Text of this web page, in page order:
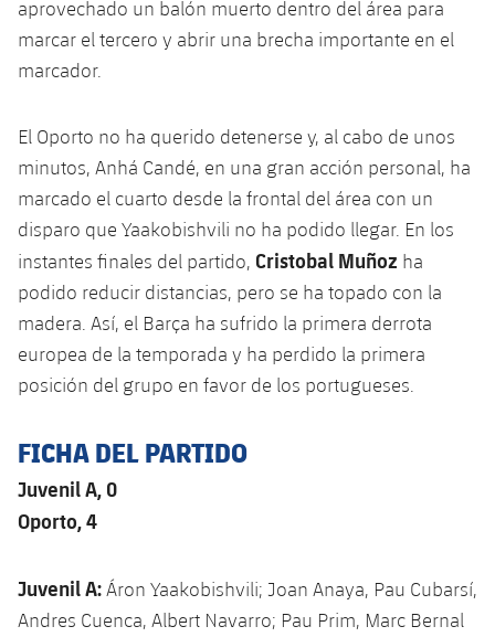
Calendario
Resultados
Clasificaciones
Fotos
Voleibol masculino
Apúntate a las amateurs
PLUSICON
MÁS
VALORANT Rising
VALORANT Game Changers
eFootball
aprovechado un balón muerto dentro del área para
marcar el tercero y abrir una brecha importante en el
marcador.
El Oporto no ha querido detenerse y, al cabo de unos
minutos, Anhá Candé, en una gran acción personal, ha
marcado el cuarto desde la frontal del área con un
disparo que Yaakobishvili no ha podido llegar. En los
instantes finales del partido, Cristobal Muñoz ha
podido reducir distancias, pero se ha topado con la
madera. Así, el Barça ha sufrido la primera derrota
europea de la temporada y ha perdido la primera
posición del grupo en favor de los portugueses.
FICHA DEL PARTIDO
Juvenil A, 0
Oporto, 4
Juvenil A: Áron Yaakobishvili; Joan Anaya, Pau Cubarsí,
Andres Cuenca, Albert Navarro; Pau Prim, Marc Bernal